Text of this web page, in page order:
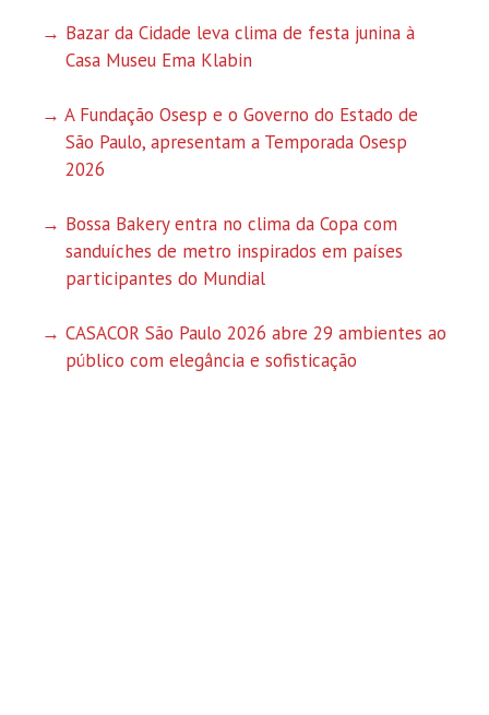
Bazar da Cidade leva clima de festa junina à
Casa Museu Ema Klabin
A Fundação Osesp e o Governo do Estado de
São Paulo, apresentam a Temporada Osesp
2026
Bossa Bakery entra no clima da Copa com
sanduíches de metro inspirados em países
participantes do Mundial
CASACOR São Paulo 2026 abre 29 ambientes ao
público com elegância e sofisticação